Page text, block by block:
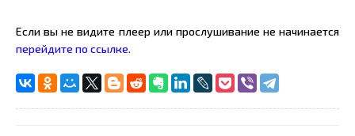
Если вы не видите плеер или прослушивание не начинается
перейдите по ссылке.